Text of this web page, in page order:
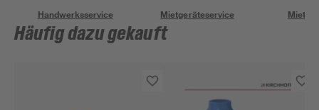
Handwerksservice Mietgeräteservice
Häufig dazu gekauft